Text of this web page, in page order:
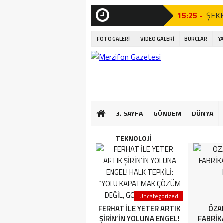
15:25 -
21:23 - AÇI
16:56 -
16:44 -
FOTO GALERİ VIDEO GALERİ BURÇLAR
3. SAYFA GÜNDEM DÜNYA
TEKNOLOJİ
Uncategorized
FERHAT İLE YETER ARTIK
ŞİRİN’İN YOLUNA ENGEL!